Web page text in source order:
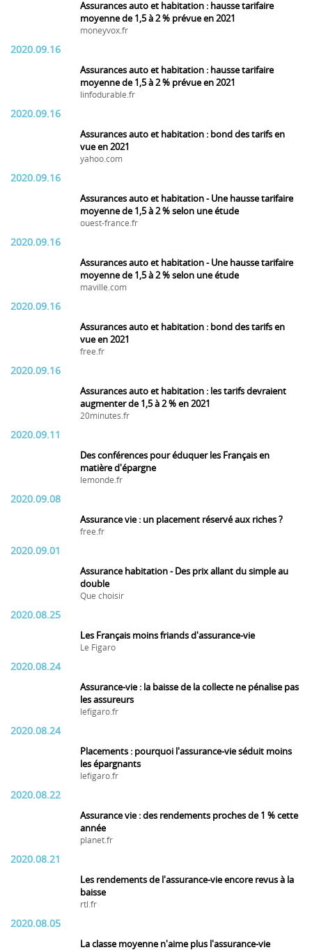
Assurances auto et habitation : hausse tarifaire
moyenne de 1,5 à 2 % prévue en 2021
moneyvox.fr
2020.09.16
Assurances auto et habitation : hausse tarifaire
moyenne de 1,5 à 2 % prévue en 2021
linfodurable.fr
2020.09.16
Assurances auto et habitation : bond des tarifs en
vue en 2021
yahoo.com
2020.09.16
Assurances auto et habitation - Une hausse tarifaire
moyenne de 1,5 à 2 % selon une étude
ouest-france.fr
2020.09.16
Assurances auto et habitation - Une hausse tarifaire
moyenne de 1,5 à 2 % selon une étude
maville.com
2020.09.16
Assurances auto et habitation : bond des tarifs en
vue en 2021
free.fr
2020.09.16
Assurances auto et habitation : les tarifs devraient
augmenter de 1,5 à 2 % en 2021
20minutes.fr
2020.09.11
Des conférences pour éduquer les Français en
matière d'épargne
lemonde.fr
2020.09.08
Assurance vie : un placement réservé aux riches ?
free.fr
2020.09.01
Assurance habitation - Des prix allant du simple au
double
Que choisir
2020.08.25
Les Français moins friands d'assurance-vie
Le Figaro
2020.08.24
Assurance-vie : la baisse de la collecte ne pénalise pas
les assureurs
lefigaro.fr
2020.08.24
Placements : pourquoi l'assurance-vie séduit moins
les épargnants
lefigaro.fr
2020.08.22
Assurance vie : des rendements proches de 1 % cette
année
planet.fr
2020.08.21
Les rendements de l'assurance-vie encore revus à la
baisse
rtl.fr
2020.08.05
La classe moyenne n'aime plus l'assurance-vie